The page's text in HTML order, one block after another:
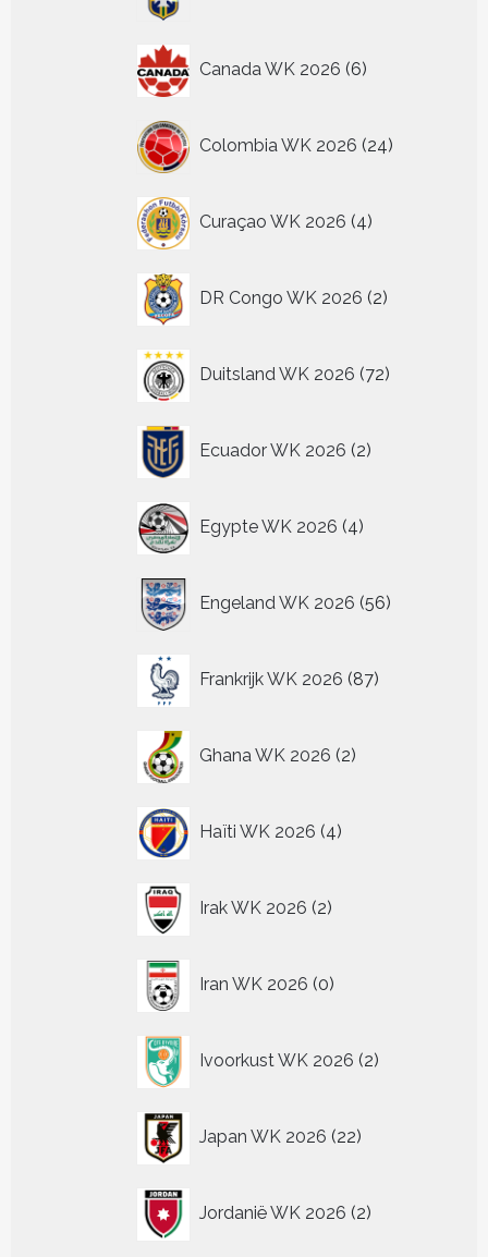
Canada WK 2026 6
producten
Colombia WK 2026 24
producten
Curaçao WK 2026 4
producten
DR Congo WK 2026 2
producten
Duitsland WK 2026 72
producten
Ecuador WK 2026 2
producten
Egypte WK 2026 4
producten
Engeland WK 2026 56
producten
Frankrijk WK 2026 87
producten
Ghana WK 2026 2
producten
Haïti WK 2026 4
producten
Irak WK 2026 2
producten
Iran WK 2026 0
producten
Ivoorkust WK 2026 2
producten
Japan WK 2026 22
producten
Jordanië WK 2026 2
producten